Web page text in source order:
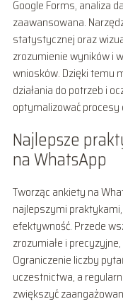
Google Forms, analiza
zaawansowana.
statystycznej oraz
zrozumienie wyników i
wniosków. Dzięki temu
działania do potrzeb i
optymalizować procesy
Najlepsze
na WhatsApp
Tworząc ankiety na
najlepszymi
efektywność. Przede
zrozumiałe i
Ograniczenie liczby
uczestnictwa, a
zwiększyć